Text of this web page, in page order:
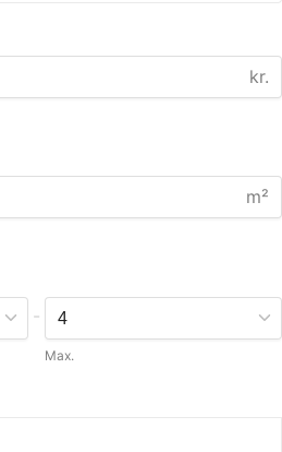
kr.
m²
-
Max.